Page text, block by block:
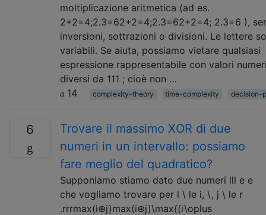
moltiplicazione aritmetica (ad es.
2+2=4;2.3=62+2=4;2.3=62+2=4; 2.3=6 ),
inversioni, sottrazioni o divisioni. Le lettere
variabili. Se aiuta, possiamo vietare qualsiasi
espressione rappresentabile con valori
diversi da 111 ; cioè non …
14
complexity-theory time-complexity decision-
6
Trovare il massimo XOR di due
numeri in un intervallo: possiamo
fare meglio del quadratico?
Supponiamo stiamo dato due numeri lll e e
che vogliamo trovare per l \ le i, \, j \ le r
.rrrmax(i⊕j)max(i⊕j)\max{(i\oplus